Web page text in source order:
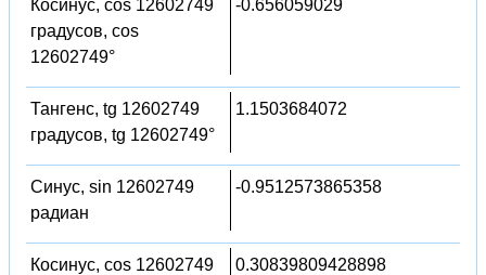
Косинус, cos 12602749
градусов, cos
12602749°
-0.656059029
Тангенс, tg 12602749
градусов, tg 12602749°
1.1503684072
Синус, sin 12602749
радиан
-0.9512573865358
Косинус, cos 12602749
0.30839809428898